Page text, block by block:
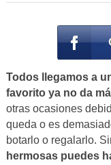
Todos llegamos a
favorito ya no da
otras ocasiones
queda o es
botarlo o regalarlo.
hermosas puedes